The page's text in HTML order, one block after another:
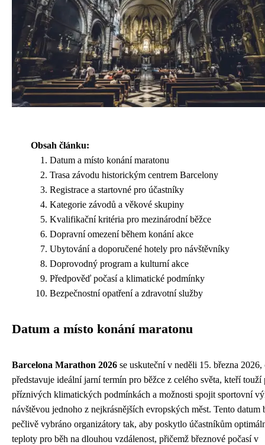
Obsah článku:
Datum a místo konání maratonu
Trasa závodu historickým centrem Barcelony
Registrace a startovné pro účastníky
Kategorie závodů a věkové skupiny
Kvalifikační kritéria pro mezinárodní běžce
Dopravní omezení během konání akce
Ubytování a doporučené hotely pro návštěvníky
Doprovodný program a kulturní akce
Předpověď počasí a klimatické podmínky
Bezpečnostní opatření a zdravotní služby
Datum a místo konání maratonu
Barcelona Marathon 2026 se uskuteční v neděli 15. března 2026,
představuje ideální jarní termín pro běžce z celého světa, kteří touží
příznivých klimatických podmínkách a možnosti spojit sportovní
návštěvou jednoho z nejkrásnějších evropských měst. Tento datum
pečlivě vybráno organizátory tak, aby poskytlo účastníkům
teploty pro běh na dlouhou vzdálenost, přičemž březnové počasí v